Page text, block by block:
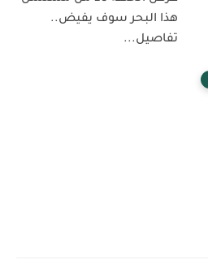
هذا البحر سوف يفيض..
تفاصيل...